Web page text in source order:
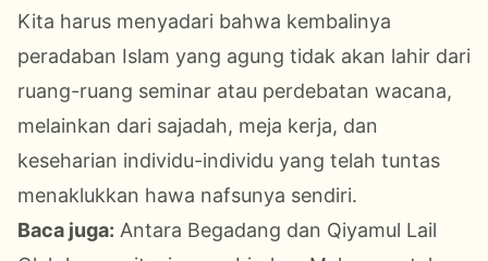
Kita harus menyadari bahwa kembalinya
peradaban Islam yang agung tidak akan lahir dari
ruang-ruang seminar atau perdebatan wacana,
melainkan dari sajadah, meja kerja, dan
keseharian individu-individu yang telah tuntas
menaklukkan hawa nafsunya sendiri.
Baca juga: Antara Begadang dan Qiyamul Lail